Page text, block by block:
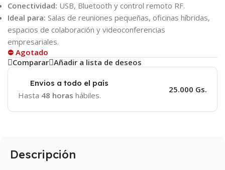
Conectividad: USB, Bluetooth y control remoto RF.
Ideal para: Salas de reuniones pequeñas, oficinas híbridas,
espacios de colaboración y videoconferencias
empresariales.
⛔ Agotado
Comparar Añadir a lista de deseos
Envios a todo el país
Hasta 48 horas hábiles.
25.000 Gs.
Descripción